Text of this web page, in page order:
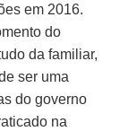
em 2016.
do
da familiar,
ser uma
do governo
na